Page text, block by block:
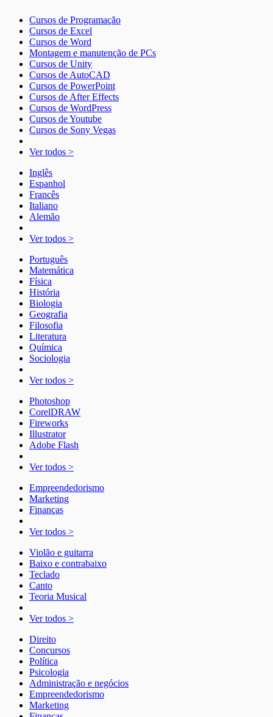
Cursos de Programação
Cursos de Excel
Cursos de Word
Montagem e manutenção de PCs
Cursos de Unity
Cursos de AutoCAD
Cursos de PowerPoint
Cursos de After Effects
Cursos de WordPress
Cursos de Youtube
Cursos de Sony Vegas
Ver todos >
Inglês
Espanhol
Francês
Italiano
Alemão
Ver todos >
Português
Matemática
Física
História
Biologia
Geografia
Filosofia
Literatura
Química
Sociologia
Ver todos >
Photoshop
CorelDRAW
Fireworks
Illustrator
Adobe Flash
Ver todos >
Empreendedorismo
Marketing
Finanças
Ver todos >
Violão e guitarra
Baixo e contrabaixo
Teclado
Canto
Teoria Musical
Ver todos >
Direito
Concursos
Política
Psicologia
Administração e negócios
Empreendedorismo
Marketing